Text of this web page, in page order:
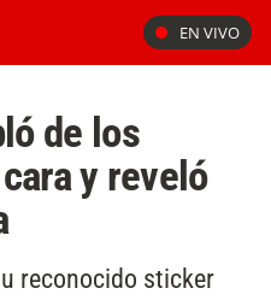
EN VIVO
de los
y reveló
reconocido sticker